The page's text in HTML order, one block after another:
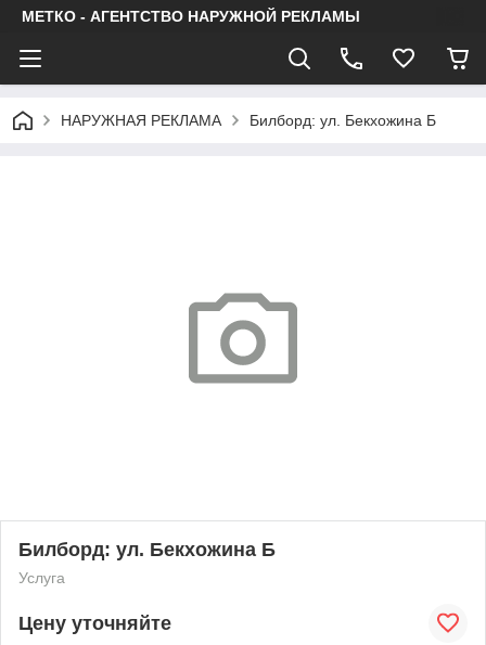
МЕТКО - АГЕНТСТВО НАРУЖНОЙ РЕКЛАМЫ
НАРУЖНАЯ РЕКЛАМА Билборд: ул. Бекхожина Б
Билборд: ул. Бекхожина Б
Услуга
Цену уточняйте